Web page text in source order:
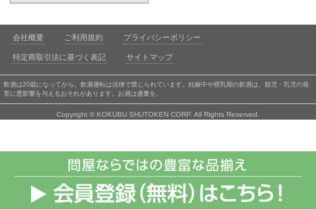
会社概要 ご利用規約 プライバシーポリシー
特定商取引法に基づく表記 サイトマップ
飲酒は20歳になってから。飲酒運転は法律で禁じられています。妊娠中や授乳期の飲酒は、胎児・乳児の発
育に悪影響を与えるおそれがあります。お酒は適量を。
Copyright © KOKUBU SHUTOKEN CORP. All Rights Reserved.